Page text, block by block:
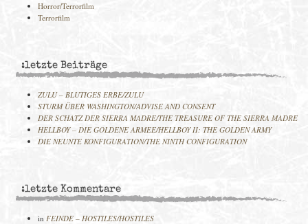
Horror/Terrorfilm
Terrorfilm
:letzte Beiträge
ZULU – BLUTIGES ERBE/ZULU
STURM ÜBER WASHINGTON/ADVISE AND CONSENT
DER SCHATZ DER SIERRA MADRE/THE TREASURE OF THE SIERRA MADRE
HELLBOY – DIE GOLDENE ARMEE/HELLBOY II: THE GOLDEN ARMY
DIE NEUNTE KONFIGURATION/THE NINTH CONFIGURATION
:letzte Kommentare
in FEINDE – HOSTILES/HOSTILES